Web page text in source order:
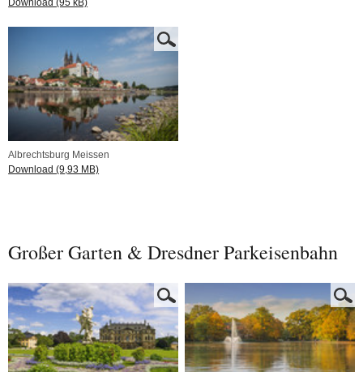
Albrechtsburg Meissen
Download (9,93 MB)
Großer Garten & Dresdner Parkeisenbahn